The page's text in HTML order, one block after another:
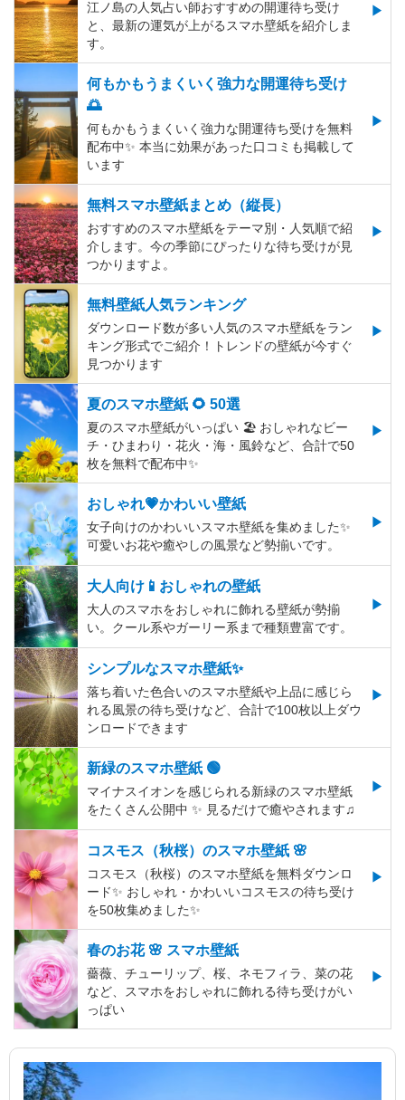
江ノ島の人気占い師おすすめの開運待ち受け
と、最新の運気が上がるスマホ壁紙を紹介しま
す。
何もかもうまくいく強力な開運待ち受け
🌅
何もかもうまくいく強力な開運待ち受けを無料
配布中✨️ 本当に効果があった口コミも掲載して
います
無料スマホ壁紙まとめ（縦長）
おすすめのスマホ壁紙をテーマ別・人気順で紹
介します。今の季節にぴったりな待ち受けが見
つかりますよ。
無料壁紙人気ランキング
ダウンロード数が多い人気のスマホ壁紙をラン
キング形式でご紹介！トレンドの壁紙が今すぐ
見つかります
夏のスマホ壁紙 🌻 50選
夏のスマホ壁紙がいっぱい 🏖 おしゃれなビー
チ・ひまわり・花火・海・風鈴など、合計で50
枚を無料で配布中✨
おしゃれ💗かわいい壁紙
女子向けのかわいいスマホ壁紙を集めました✨
可愛いお花や癒やしの風景など勢揃いです。
大人向け📱おしゃれの壁紙
大人のスマホをおしゃれに飾れる壁紙が勢揃
い。クール系やガーリー系まで種類豊富です。
シンプルなスマホ壁紙✨
落ち着いた色合いのスマホ壁紙や上品に感じら
れる風景の待ち受けなど、合計で100枚以上ダウ
ンロードできます
新緑のスマホ壁紙 🟢
マイナスイオンを感じられる新緑のスマホ壁紙
をたくさん公開中 ✨ 見るだけで癒やされます♫
コスモス（秋桜）のスマホ壁紙 🌸
コスモス（秋桜）のスマホ壁紙を無料ダウンロ
ード✨️ おしゃれ・かわいいコスモスの待ち受け
を50枚集めました✨️
春のお花 🌸 スマホ壁紙
薔薇、チューリップ、桜、ネモフィラ、菜の花
など、スマホをおしゃれに飾れる待ち受けがい
っぱい